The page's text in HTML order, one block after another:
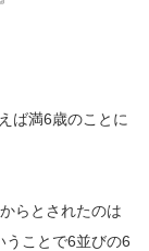
ば満6歳のことに
らとされたのは
うことで6並びの6